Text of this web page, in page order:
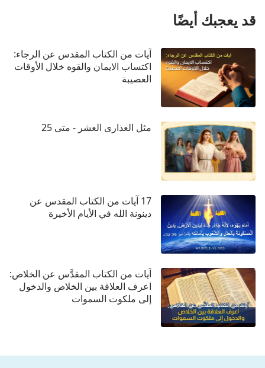
وَسَمِعْتُ كَصَوْتِ جَمْعٍ كَثِيرٍ، وَكَصَوْتِ مِيَاهٍ كَثِيرَةٍ، وَكَصَوْتِ
رُعُودٍ شَدِيدَةٍ قَائِلَةً: "هَلِّلُويَا! فَإِنَّهُ قَدْ مَلَكَ ٱلرَّبُّ ٱلْإِلَهُ
رؤيا 15: 3
وَهُمْ يُرَتِّلُونَ تَرْنِيمَةَ مُوسَى عَبْدِ ٱللهِ، وَتَرْنِيمَةَ
أَيُّهَا ٱلرَّبُّ ٱلْإِلَهُ، ٱلْقَادِرُ عَلَى كُلِّ شَيْءٍ! عَادِلَةٌ
وَحَقٌّ هِيَ طُرُقُكَ، يَا مَلِكَ ٱلْقِدِّيسِينَ"!
رؤيا 16: 7
وَسَمِعْتُ آخَرَ مِنَ ٱلْمَذْبَحِ قَائِلًا: "نَعَمْ أَيُّهَا ٱلرَّبُّ ٱلْإِلَهُ
ٱلْقَادِرُ عَلَى كُلِّ شَيْءٍ! حَقٌّ وَعَادِلَةٌ هِيَ أَحْكَامُكَ".
قد يعجبك أيضًا
آيات من الكتاب المقدس عن الرجاء:
اكتساب الايمان والقوه خلال الأوقات
العصيبة
مثل العذارى العشر - متى 25
17 آيات من الكتاب المقدس عن
دينونة الله في الأيام الأخيرة
آيات من الكتاب المقدَّس عن الخلاص:
اعرف العلاقة بين الخلاص والدخول
إلى ملكوت السموات